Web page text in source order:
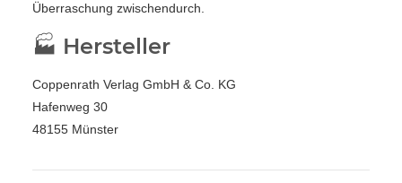
Überraschung zwischendurch.
🏭 Hersteller
Coppenrath Verlag GmbH & Co. KG
Hafenweg 30
48155 Münster